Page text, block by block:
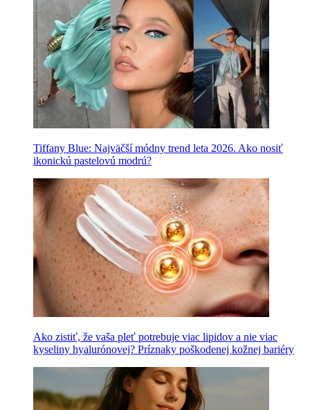
Tiffany Blue: Najväčší módny trend leta 2026. Ako nosiť
ikonickú pastelovú modrú?
Ako zistiť, že vaša pleť potrebuje viac lipidov a nie viac
kyseliny hyalurónovej? Príznaky poškodenej kožnej bariéry